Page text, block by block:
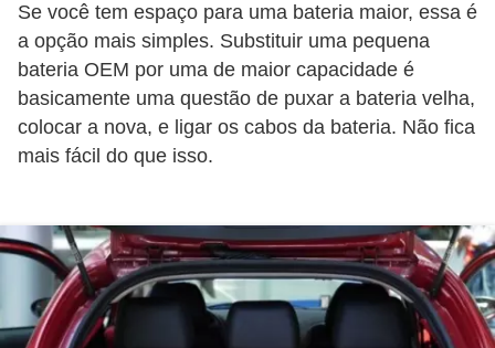
Se você tem espaço para uma bateria maior, essa é
a opção mais simples. Substituir uma pequena
bateria OEM por uma de maior capacidade é
basicamente uma questão de puxar a bateria velha,
colocar a nova, e ligar os cabos da bateria. Não fica
mais fácil do que isso.
e
v
e
í
c
l
o
s
M